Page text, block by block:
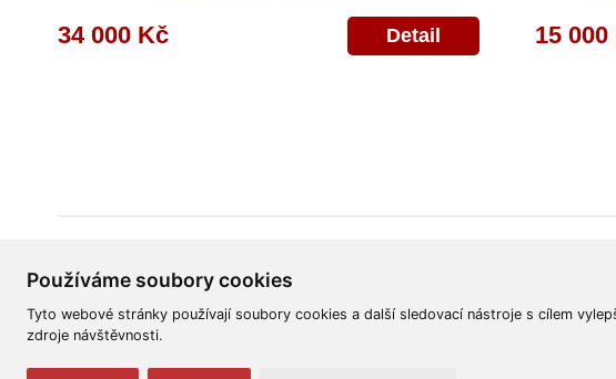
Používáme soubory cookies
Tyto webové stránky používají soubory cookies a další sledovací nástroje s cílem
zdroje návštěvnosti.
34 000 Kč Detail 15